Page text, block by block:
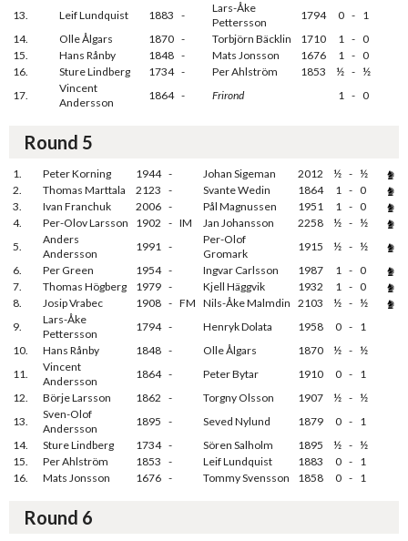
13. Leif Lundquist 1883 -
Lars-Åke
Pettersson
1794 0 - 1
14.
Olle Ålgars 1870 - Torbjörn Bäcklin 1710 1 - 0
15.
Hans Rånby 1848 - Mats Jonsson 1676 1 - 0
16.
Sture Lindberg 1734 - Per Ahlström 1853 ½ - ½
17.
Vincent
Andersson
1864 - Frirond 1 - 0
Round 5
1. Peter Korning 1944 - Johan Sigeman 2012 ½ - ½
2.
Thomas Marttala 2123 - Svante Wedin 1864 1 - 0
3.
Ivan Franchuk 2006 - Pål Magnussen 1951 1 - 0
4.
Per-Olov Larsson 1902 - IM Jan Johansson 2258 ½ - ½
5.
Anders
Andersson
1991 -
Per-Olof
Gromark
1915 ½ - ½
6.
Per Green 1954 - Ingvar Carlsson 1987 1 - 0
7.
Thomas Högberg 1979 - Kjell Häggvik 1932 1 - 0
8.
Josip Vrabec 1908 - FM Nils-Åke Malmdin 2103 ½ - ½
9.
Lars-Åke
Pettersson
1794 - Henryk Dolata 1958 0 - 1
10.
Hans Rånby 1848 - Olle Ålgars 1870 ½ - ½
11.
Vincent
Andersson
1864 - Peter Bytar 1910 0 - 1
12.
Börje Larsson 1862 - Torgny Olsson 1907 ½ - ½
13.
Sven-Olof
Andersson
1895 - Seved Nylund 1879 0 - 1
14.
Sture Lindberg 1734 - Sören Salholm 1895 ½ - ½
15.
Per Ahlström 1853 - Leif Lundquist 1883 0 - 1
16.
Mats Jonsson 1676 - Tommy Svensson 1858 0 - 1
Round 6